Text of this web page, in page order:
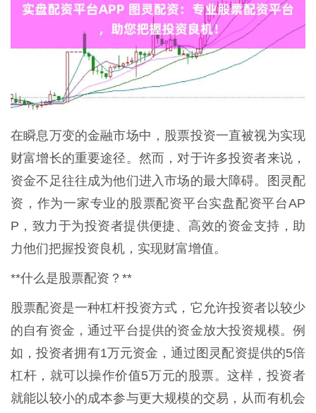
在瞬息万变的金融市场中，股票投资一直被视为实现
财富增长的重要途径。然而，对于许多投资者来说，
资金不足往往成为他们进入市场的最大障碍。图灵配
资，作为一家专业的股票配资平台实盘配资平台AP
P，致力于为投资者提供便捷、高效的资金支持，助
力他们把握投资良机，实现财富增值。
**什么是股票配资？**
股票配资是一种杠杆投资方式，它允许投资者以较少
的自有资金，通过平台提供的资金放大投资规模。例
如，投资者拥有1万元资金，通过图灵配资提供的5倍
杠杆，就可以操作价值5万元的股票。这样，投资者
就能以较小的成本参与更大规模的交易，从而有机会